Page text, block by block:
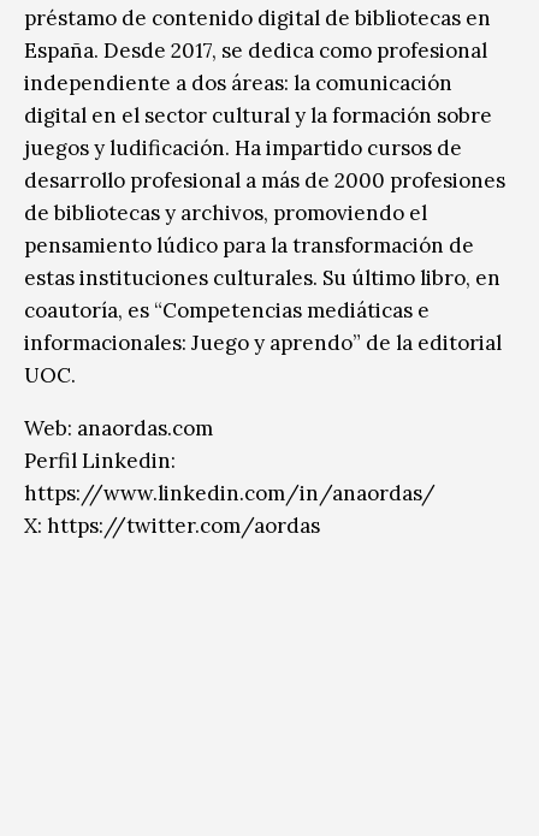
préstamo de contenido digital de bibliotecas en
España. Desde 2017, se dedica como profesional
independiente a dos áreas: la comunicación
digital en el sector cultural y la formación sobre
juegos y ludificación. Ha impartido cursos de
desarrollo profesional a más de 2000 profesiones
de bibliotecas y archivos, promoviendo el
pensamiento lúdico para la transformación de
estas instituciones culturales. Su último libro, en
coautoría, es “Competencias mediáticas e
informacionales: Juego y aprendo” de la editorial
UOC.
Web: anaordas.com
Perfil Linkedin:
https://www.linkedin.com/in/anaordas/
X: https://twitter.com/aordas